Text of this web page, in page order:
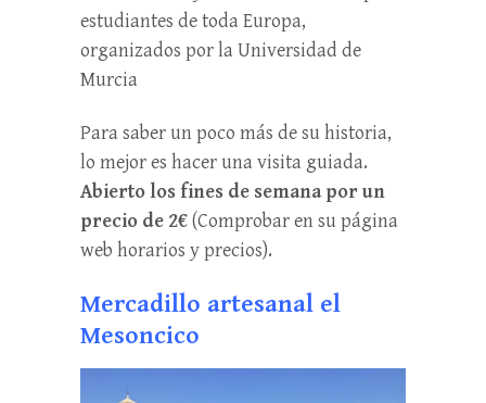
estudiantes de toda Europa,
organizados por la Universidad de
Murcia
Para saber un poco más de su historia,
lo mejor es hacer una visita guiada.
Abierto los fines de semana por un
precio de 2€(Comprobar en su página
web horarios y precios).
Mercadillo artesanal el
Mesoncico